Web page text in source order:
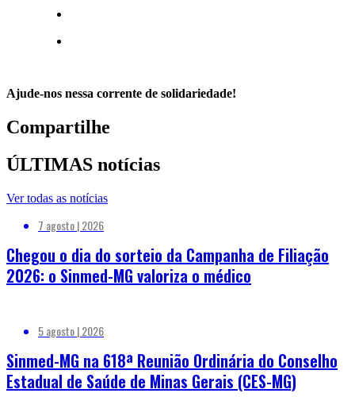
Ajude-nos nessa corrente de solidariedade!
Compartilhe
ÚLTIMAS notícias
Ver todas as notícias
7 agosto | 2026
Chegou o dia do sorteio da Campanha de Filiação
2026: o Sinmed-MG valoriza o médico
5 agosto | 2026
Sinmed-MG na 618ª Reunião Ordinária do Conselho
Estadual de Saúde de Minas Gerais (CES-MG)